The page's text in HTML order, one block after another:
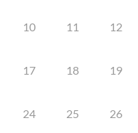
10 11 12
17 18 19
24 25 26